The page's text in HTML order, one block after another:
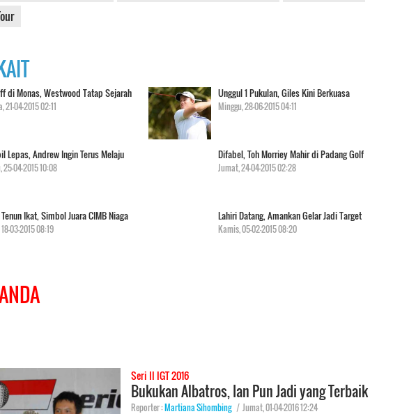
di Monas, Westwood Tatap Sejarah
21-04-2015 02:11
Unggul 1 Pukulan, Giles Kini Berkuasa
Minggu, 28-06-2015 04:11
Lepas, Andrew Ingin Terus Melaju
25-04-2015 10:08
Difabel, Toh Morriey Mahir di Padang Golf
Jumat, 24-04-2015 02:28
Ikat, Simbol Juara CIMB Niaga
03-2015 08:19
Lahiri Datang, Amankan Gelar Jadi Target
Kamis, 05-02-2015 08:20
Seri II IGT 2016
Bukukan Albatros, Ian Pun Jadi yang Terbaik
Reporter :Martiana Sihombing | Jumat, 01-04-2016 12:24
2 Gol Vardy, Leicester Makin Aman Juara, Towi/Lily Bongkar Kebuntuan